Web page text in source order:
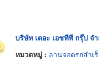
บริษัท เดอะ เอชทีพี กรุ๊ป จ
หมวดหมู่ : ลานจอดรถสำเ